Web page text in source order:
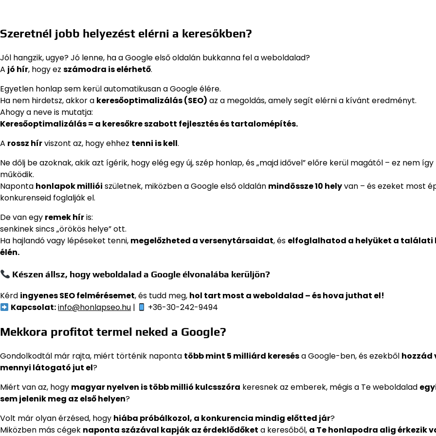
Szeretnél jobb helyezést elérni a keresőkben?
Jól hangzik, ugye? Jó lenne, ha a Google első oldalán bukkanna fel a weboldalad?
A jó hír, hogy ez számodra is elérhető.
Egyetlen honlap sem kerül automatikusan a Google élére.
Ha nem hirdetsz, akkor a keresőoptimalizálás (SEO) az a megoldás, amely segít elérni a kívánt eredményt.
Ahogy a neve is mutatja:
Keresőoptimalizálás = a keresőkre szabott fejlesztés és tartalomépítés.
A rossz hírviszont az, hogy ehhez tenni is kell.
Ne dőlj be azoknak, akik azt ígérik, hogy elég egy új, szép honlap, és „majd idővel” előre kerül magától – ez nem így
működik.
Naponta honlapok milliói születnek, miközben a Google első oldalán mindössze 10 helyvan – és ezeket most
konkurenseid foglalják el.
De van egy remek híris:
senkinek sincs „örökös helye” ott.
Ha hajlandó vagy lépéseket tenni, megelőzheted a versenytársaidat, és elfoglalhatod a helyüket a találati
élén.
Készen állsz, hogy weboldalad a Google élvonalába kerüljön?
Kérd ingyenes SEO felmérésemet, és tudd meg, hol tart most a weboldalad – és hova juthat el!
Kapcsolat:info@honlapseo.hu | +36-30-242-9494
Mekkora profitot termel neked a Google?
Gondolkodtál már rajta, miért történik naponta több mint 5 milliárd keresésa Google-ben, és ezekből hozzád
mennyi látogató jut el?
Miért van az, hogy magyar nyelven is több millió kulcsszóra keresnek az emberek, mégis a Te weboldalad
sem jelenik meg az első helyen?
Volt már olyan érzésed, hogy hiába próbálkozol, a konkurencia mindig előtted jár?
Miközben más cégek naponta százával kapják az érdeklődőket a keresőből, a Te honlapodra alig érkezik